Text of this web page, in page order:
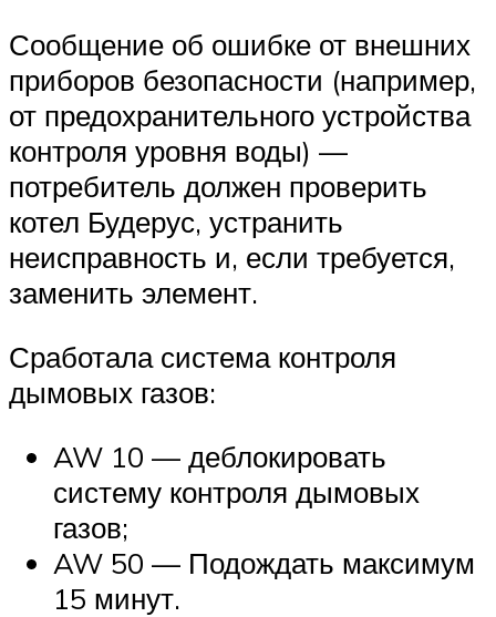
Сообщение об ошибке от внешних
приборов безопасности (например,
от предохранительного устройства
контроля уровня воды) —
потребитель должен проверить
котел Будерус, устранить
неисправность и, если требуется,
заменить элемент.
Сработала система контроля
дымовых газов:
AW 10 — деблокировать
систему контроля дымовых
газов;
AW 50 — Подождать максимум
15 минут.